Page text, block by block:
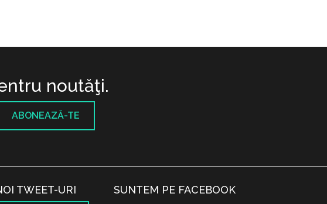
noutăţi.
ABONEAZĂ-TE
TWEET-URI SUNTEM PE FACEBOOK